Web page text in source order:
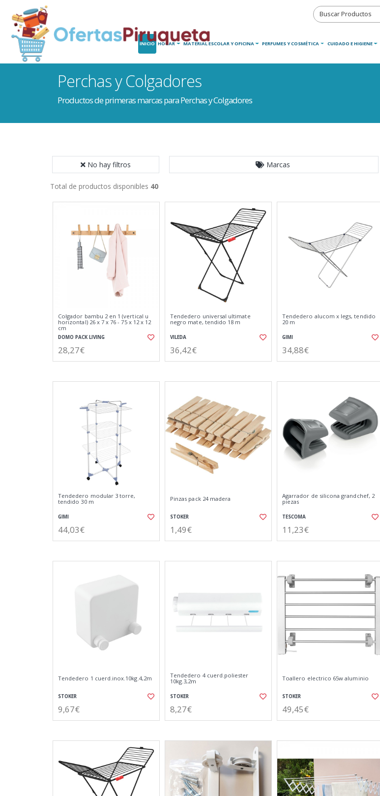
INICIO HOGAR MATERIAL ESCOLAR Y OFICINA PERFUMES Y COSMÉTICA CUIDADO E HIGIENE
Perchas y Colgadores
Productos de primeras marcas para Perchas y Colgadores
No hay filtros Marcas
Total de productos disponibles 40
Colgador bambu 2 en 1 (vertical u
horizontal) 26 x 7 x 76 - 75 x 12 x 12
cm
DOMO PACK LIVING
28,27€
Tendedero universal ultimate
negro mate, tendido 18 m
VILEDA
36,42€
Tendedero alucom x legs, tendido
20 m
GIMI
34,88€
Tendedero modular 3 torre,
tendido 30 m
GIMI
44,03€
Pinzas pack 24 madera
STOKER
1,49€
Agarrador de silicona grandchef, 2
piezas
TESCOMA
11,23€
Tendedero 1 cuerd.inox.10kg.4,2m
STOKER
9,67€
Tendedero 4 cuerd.poliester
10kg.3,2m
STOKER
8,27€
Toallero electrico 65w aluminio
STOKER
49,45€